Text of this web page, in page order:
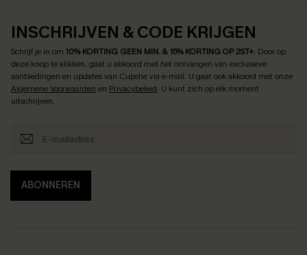
INSCHRIJVEN & CODE KRIJGEN
Schrijf je in om 10% KORTING GEEN MIN. & 15% KORTING OP 2ST+. Door op
deze knop te klikken, gaat u akkoord met het ontvangen van exclusieve
aanbiedingen en updates van Cupshe via e-mail. U gaat ook akkoord met onze
Algemene Voorwaarden en Privacybeleid. U kunt zich op elk moment
uitschrijven.
ABONNEREN